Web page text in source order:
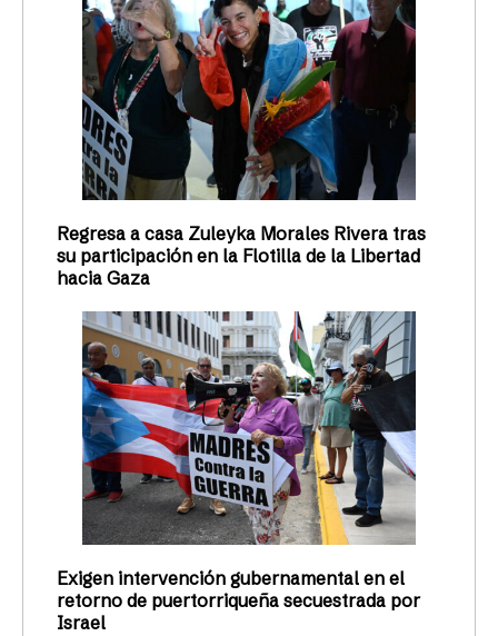
Regresa a casa Zuleyka Morales Rivera tras
su participación en la Flotilla de la Libertad
hacia Gaza
Exigen intervención gubernamental en el
retorno de puertorriqueña secuestrada por
Israel